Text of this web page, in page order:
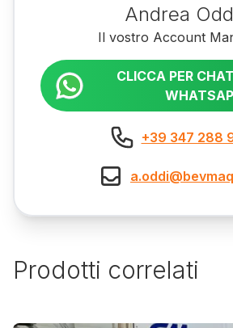
Andrea
Il vostro Account
CLICCA PER
+39 347 288
Prodotti correlati